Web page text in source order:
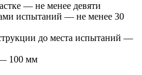
— не менее девяти
испытаний — не менее 30
до места испытаний —
100 мм